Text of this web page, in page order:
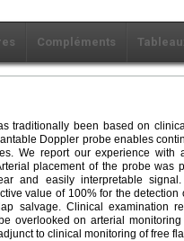
Compléments
traditionally been based on
Doppler probe enables
We report our experience
placement of the probe was
and easily interpretable
value of 100% for the
salvage. Clinical examination
overlooked on arterial
to clinical monitoring of free